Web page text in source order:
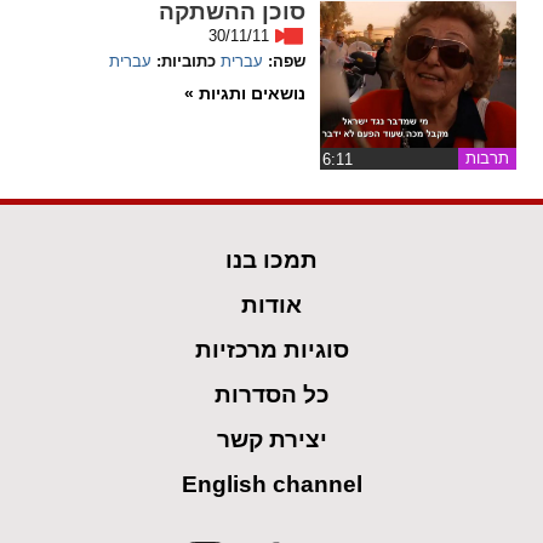
spellcheck
גופן קריא
ניגודיות צבעים
brightness_high
brightness_low
איפוס
flag
השארת
תרבות
סוכן ההשתקה
30/11/11
שפה: עברית כתוביות: עברית
נושאים ותגיות »
תמכו בנו
אודות
סוגיות מרכזיות
כל הסדרות
יצירת קשר
English channel